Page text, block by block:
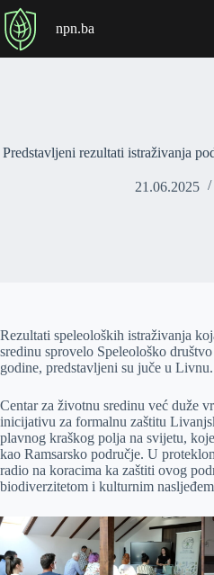
P
r
e
a
npn.ba
Predstavljeni rezultati istraživanja
21.06.2025
Rezultati speleoloških istraživanja
sredinu sprovelo Speleološko
godine, predstavljeni su juče u Livnu.
Centar za životnu sredinu već duže
inicijativu za formalnu zaštitu
plavnog kraškog polja na svijetu,
kao Ramsarsko područje. U
radio na koracima ka zaštiti ovog
biodiverzitetom i kulturnim